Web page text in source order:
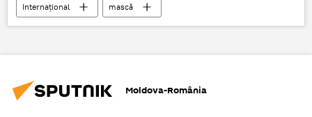
Internaţional mască
Moldova-România